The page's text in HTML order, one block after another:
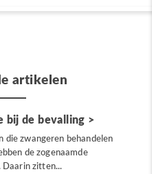
artikelen
bij de bevalling
die zwangeren behandelen
de zogenaamde
Daarin zitten...